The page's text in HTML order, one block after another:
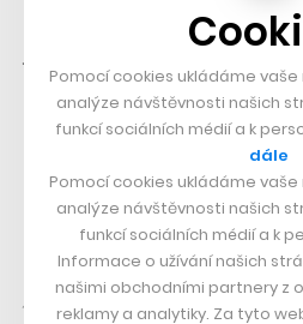
Králových slov hodně dbá na
jsou ovšem pro správné
zodpovědností jedince. S
nutná odvaha členů týmu a
„Všude po kanceláři máme
horolezkyně Kláry
podařilo zdolat horu K2. Jako
Pomocí cookies ukládáme
analýze návštěvnosti našich
funkcí sociálních médií a k
dále
Pomocí cookies ukládáme
analýze návštěvnosti našich
funkcí sociálních médií a k
Informace o užívání našich
našimi obchodními partnery z
reklamy a analytiky. Za tyto